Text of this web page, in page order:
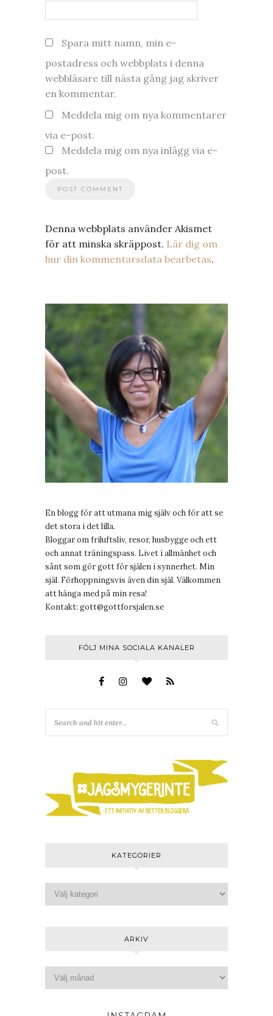
Spara mitt namn, min e-
postadress och webbplats i denna
webbläsare till nästa gång jag skriver
en kommentar.
Meddela mig om nya kommentarer
via e-post.
Meddela mig om nya inlägg via e-
post.
Denna webbplats använder Akismet
för att minska skräppost. Lär dig om
hur din kommentarsdata bearbetas.
En blogg för att utmana mig själv och för att se
det stora i det lilla.
Bloggar om friluftsliv, resor, husbygge och ett
och annat träningspass. Livet i allmänhet och
sånt som gör gott för själen i synnerhet. Min
själ. Förhoppningsvis även din själ. Välkommen
att hänga med på min resa!
Kontakt: gott@gottforsjalen.se
FÖLJ MINA SOCIALA KANALER
KATEGORIER
ARKIV